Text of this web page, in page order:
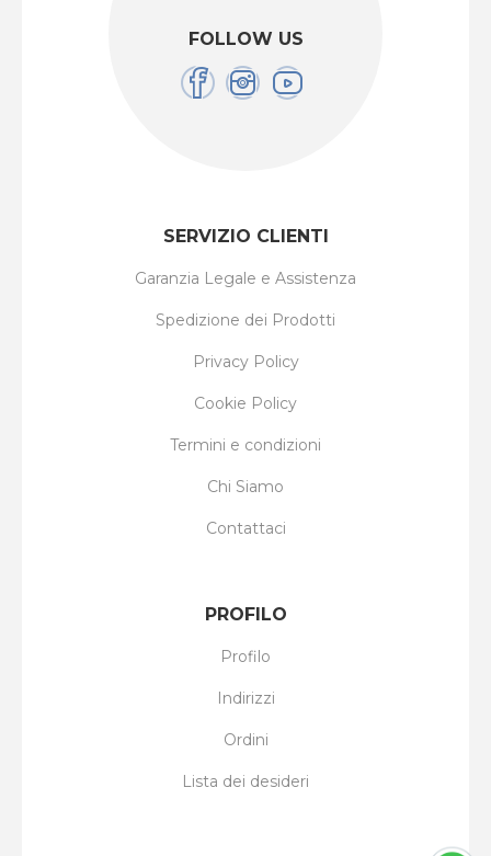
FOLLOW US
SERVIZIO CLIENTI
Garanzia Legale e Assistenza
Spedizione dei Prodotti
Privacy Policy
Cookie Policy
Termini e condizioni
Chi Siamo
Contattaci
PROFILO
Profilo
Indirizzi
Ordini
Lista dei desideri